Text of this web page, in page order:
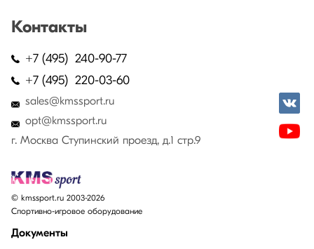
Контакты
+7 (495) 240-90-77
+7 (495) 220-03-60
sales@kmssport.ru
opt@kmssport.ru
г. Москва Ступинский проезд, д.1 стр.9
© kmssport.ru 2003-2026
Спортивно-игровое оборудование
Документы